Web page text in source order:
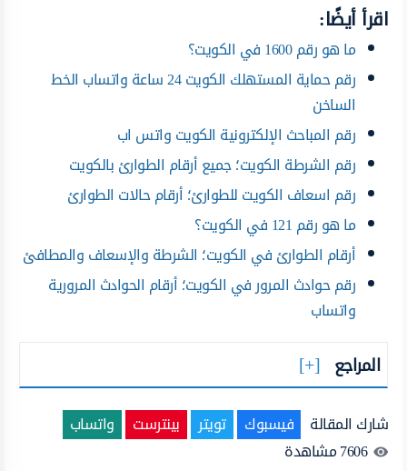
اقرأ أيضًا:
ما هو رقم 1600 في الكويت؟
رقم حماية المستهلك الكويت 24 ساعة واتساب الخط
الساخن
رقم المباحث الإلكترونية الكويت واتس اب
رقم الشرطة الكويت؛ جميع أرقام الطوارئ بالكويت
رقم اسعاف الكويت للطوارئ؛ أرقام حالات الطوارئ
ما هو رقم 121 في الكويت؟
أرقام الطوارئ في الكويت؛ الشرطة والإسعاف والمطافئ
رقم حوادث المرور في الكويت؛ أرقام الحوادث المرورية
واتساب
المراجع
شارك المقالة فيسبوك تويتر بينترست
واتساب
7606مشاهدة